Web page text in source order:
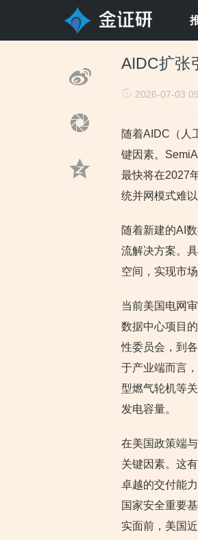
AIDC扩张
2026-07-03
随着AIDC（人
键因素。
最快将在2027
统并网模式难
随着新建的AI
流解决方案。
空间，实现市
当前美国电网
数据中心项目
性委员会，到
于产业端而言
型燃气轮机等
发电容量。
在美国政策端
关键因素。这
卓越的交付能
国家安全重要
实面前，美国